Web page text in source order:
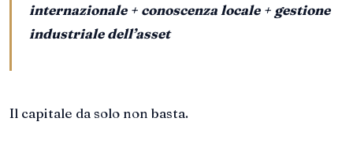
internazionale + conoscenza locale + gestione
industriale dell’asset
Il capitale da solo non basta.